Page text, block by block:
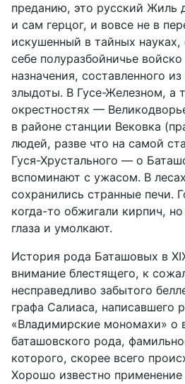
преданию, это русский Жиль
и сам герцог, и вовсе не в
искушенный в тайных
себе полуразбойничье войско
назначения, составленного
злыдоты. В Гусе-Железном, а
окрестностях —
в районе станции Вековка
людей, разве что на самой
Гуся-Хрустального — о
вспоминают с ужасом. В
сохранились странные печи.
когда-то обжигали кирпич,
глаза и умолкают.
История рода Баташовых в
внимание блестящего, к
несправедливо забытого
графа Салиаса, написавшего
«Владимирские мономахи» о
баташовского рода,
которого, скорее всего
Хорошо известно